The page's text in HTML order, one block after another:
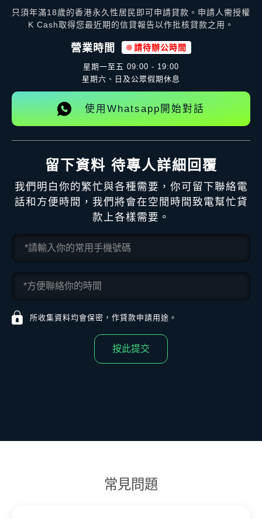
只須年滿18歲的香港永久性居民即可申請貸款。申請人需授權
K Cash取得您最近期的信貸報告以作批核貸款之用。
營業時間 請待辦公時間
星期一至五 09:00 - 19:00
星期六、日及公眾假期休息
使用Whatsapp開始對話
留下資料 待專人詳細回覆
我們明白你的繁忙與各種需要，你可留下聯絡電
話和方便時間，我們將會在空閒時間致電幫忙貸
款上各樣需要。
所收集資料均會保密，作貸款申請用途。
按此提交
常見問題